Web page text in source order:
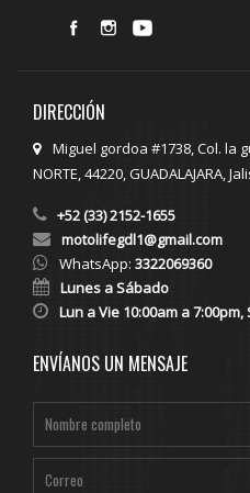
DIRECCIÓN
Miguel gordoa #1738, Col. la
NORTE, 44220, GUADALAJARA,
+52 (33) 2152-1655
motolifegdl1@gmail.com
WhatsApp: 3322069360
Lunes a Sábado
Lun a Vie 10:00am a
ENVÍANOS UN MENSAJE